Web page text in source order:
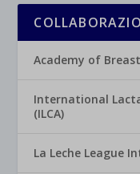
Academy of
International
(ILCA)
La Leche League